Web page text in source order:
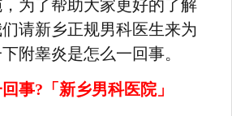
为了帮助大家更好的了解
请新乡正规男科医生来为
附睾炎是怎么一回事。
事?「新乡男科医院」